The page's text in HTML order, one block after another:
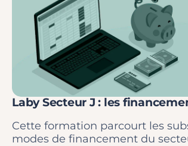
Laby Secteur J : les
Cette formation parcourt les
modes de financement du